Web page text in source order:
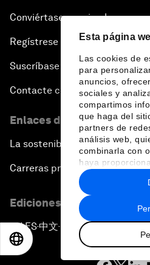
Esta página
Las cookies de
para
anuncios,
sociales y
compartimos
que haga del
partners de
análisis web,
combinarla con
haya
recopilado a
hecho de sus
Conviértase en miembro
Regístrese para recibir
Suscríbase a nuestros
Contacte con nosotros
Enlaces directos
La sostenibilidad en el Foro
Carreras profesionales
Ediciones en otros idiomas
EN▪ES▪中文▪ 日本語